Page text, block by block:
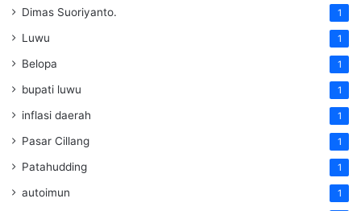
Dimas Suoriyanto. 1
Luwu 1
Belopa 1
bupati luwu 1
inflasi daerah 1
Pasar Cillang 1
Patahudding 1
autoimun 1